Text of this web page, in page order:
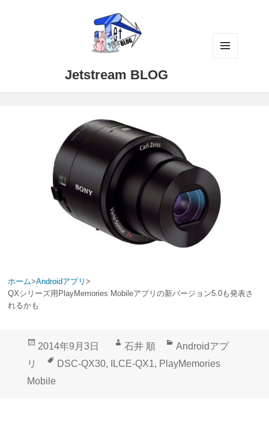
Jetstream BLOG
ホーム>Androidアプリ>
QXシリーズ用PlayMemories Mobileアプリの新バージョン5.0も発表さ
れるかも
投
日:
2014年9月3日
作
成
石井 順
カ
テ
Androidアプ
リ
タ
DSC-QX30, ILCE-QX1, PlayMemories
Mobile